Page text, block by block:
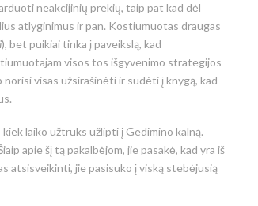
neakcijinių prekių, taip pat kad dėl
atlyginimus ir pan. Kostiumuotas draugas
), bet puikiai tinka į paveikslą, kad
visos tos išgyvenimo strategijos
visas užsirašinėti ir sudėti į knygą, kad
laiko užtruks užlipti į Gedimino kalną.
apie šį tą pakalbėjom, jie pasakė, kad yra iš
atsisveikinti, jie pasisuko į viską stebėjusią